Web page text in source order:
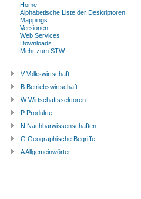
Home
Alphabetische Liste der Deskriptoren
Mappings
Versionen
Web Services
Downloads
Mehr zum STW
V Volkswirtschaft
B Betriebswirtschaft
W Wirtschaftssektoren
P Produkte
N Nachbarwissenschaften
G Geographische Begriffe
A Allgemeinwörter